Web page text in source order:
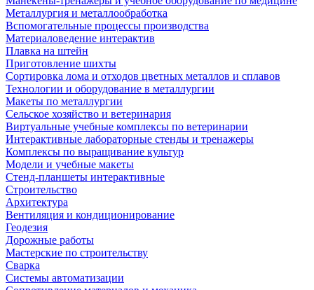
Металлургия и металлообработка
Вспомогательные процессы производства
Материаловедение интерактив
Плавка на штейн
Приготовление шихты
Сортировка лома и отходов цветных металлов и сплавов
Технологии и оборудование в металлургии
Макеты по металлургии
Сельское хозяйство и ветеринария
Виртуальные учебные комплексы по ветеринарии
Интерактивные лабораторные стенды и тренажеры
Комплексы по выращивание культур
Модели и учебные макеты
Стенд-планшеты интерактивные
Строительство
Архитектура
Вентиляция и кондиционирование
Геодезия
Дорожные работы
Мастерские по строительству
Сварка
Системы автоматизации